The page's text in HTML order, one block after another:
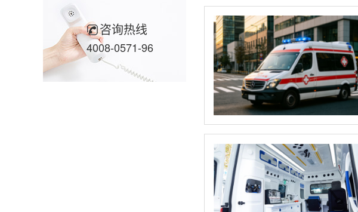
咨询热线
4008-0571-96